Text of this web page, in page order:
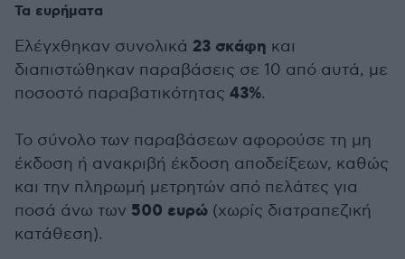
Τα ευρήματα
Ελέγχθηκαν συνολικά 23 σκάφη και
διαπιστώθηκαν παραβάσεις σε 10 από αυτά, με
ποσοστό παραβατικότητας 43%.
Το σύνολο των παραβάσεων αφορούσε τη μη
έκδοση ή ανακριβή έκδοση αποδείξεων, καθώς
και την πληρωμή μετρητών από πελάτες για
ποσά άνω των 500 ευρώ (χωρίς διατραπεζική
κατάθεση).